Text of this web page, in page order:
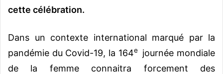
cette célébration.
Dans un contexte international marqué par la
pandémie du Covid-19, la 164e journée mondiale
de la femme connaitra forcement des